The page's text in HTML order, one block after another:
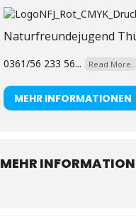
Naturfreundejugend
0361/56 233 56... Read More.
MEHR INFORMATIONEN
MEHR